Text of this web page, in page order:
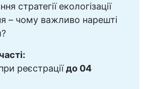
стратегії екологізації
– чому важливо нарешті
реєстраціїдо 04